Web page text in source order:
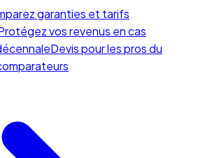
garanties et tarifs
vos revenus en cas
Devis pour les pros du